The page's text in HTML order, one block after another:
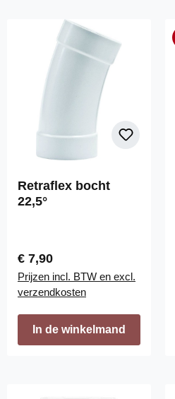
Retraflex bocht
22,5°
Normale prijs:
€ 7,90
Prijzen incl. BTW en excl.
verzendkosten
In de winkelmand